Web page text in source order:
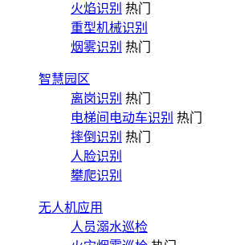
火焰识别 热门
重型机械识别
烟雾识别 热门
智慧园区
离岗识别 热门
电梯间电动车识别 热门
摔倒识别 热门
人脸识别
攀爬识别
无人机应用
人员溺水巡检